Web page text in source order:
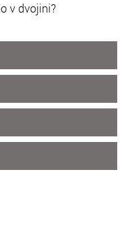
v dvojini?